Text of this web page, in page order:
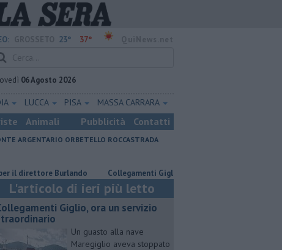
23° 37°
06 Agosto 2026
LUCCA PISA MASSA CARRARA
Animali Pubblicità Contatti
ARGENTARIO ORBETELLO ROCCASTRADA
Burlando Collegamenti Giglio, ora un servizio straordinario
L'articolo di ieri più letto
Giglio, ora un servizio
Un guasto alla nave
Maregiglio aveva stoppato